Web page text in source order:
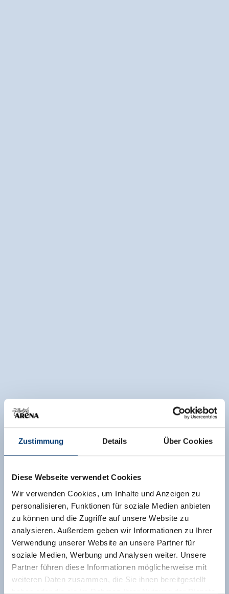
Zustimmung Details Über Cookies
Diese Webseite verwendet Cookies
Wir verwenden Cookies, um Inhalte und Anzeigen zu
personalisieren, Funktionen für soziale Medien anbieten
zu können und die Zugriffe auf unsere Website zu
analysieren. Außerdem geben wir Informationen zu Ihrer
Verwendung unserer Website an unsere Partner für
soziale Medien, Werbung und Analysen weiter. Unsere
Partner führen diese Informationen möglicherweise mit
weiteren Daten zusammen, die Sie ihnen bereitgestellt
haben oder die sie im Rahmen Ihrer Nutzung der Dienste